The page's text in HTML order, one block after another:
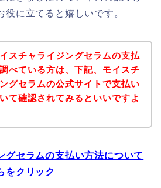
役に立てると嬉しいです。
スチャライジングセラムの支払
べている方は、下記、モイスチ
グセラムの公式サイトで支払い
て確認されてみるといいですよ
グセラムの支払い方法について
をクリック